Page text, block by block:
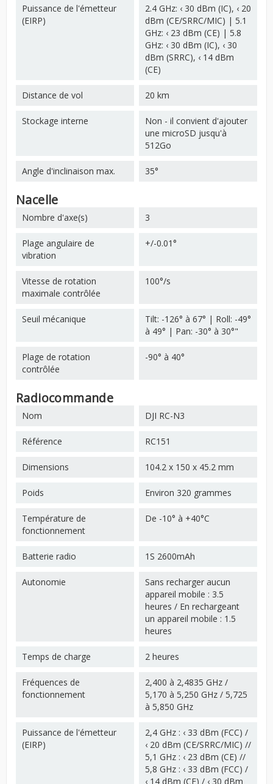
Puissance de l'émetteur
(EIRP)
2.4 GHz: ‹ 30 dBm (IC), ‹ 20
dBm (CE/SRRC/MIC) | 5.1
GHz: ‹ 23 dBm (CE) | 5.8
GHz: ‹ 30 dBm (IC), ‹ 30
dBm (SRRC), ‹ 14 dBm
(CE)
Distance de vol 20 km
Stockage interne
Non - il convient d'ajouter
une microSD jusqu'à
512Go
Angle d'inclinaison max. 35°
Nacelle
Nombre d'axe(s) 3
Plage angulaire de
vibration
+/-0.01°
Vitesse de rotation
maximale contrôlée
100°/s
Seuil mécanique
Tilt: -126° à 67° | Roll: -49°
à 49° | Pan: -30° à 30°"
Plage de rotation
contrôlée
-90° à 40°
Radiocommande
Nom DJI RC-N3
Référence RC151
Dimensions 104.2 x 150 x 45.2 mm
Poids Environ 320 grammes
Température de
fonctionnement
De -10° à +40°C
Batterie radio 1S 2600mAh
Autonomie
Sans recharger aucun
appareil mobile : 3.5
heures / En rechargeant
un appareil mobile : 1.5
heures
Temps de charge 2 heures
Fréquences de
fonctionnement
2,400 à 2,4835 GHz /
5,170 à 5,250 GHz / 5,725
à 5,850 GHz
Puissance de l'émetteur
(EIRP)
2,4 GHz : ‹ 33 dBm (FCC) /
‹ 20 dBm (CE/SRRC/MIC) //
5,1 GHz : ‹ 23 dBm (CE) //
5,8 GHz : ‹ 33 dBm (FCC) /
‹ 14 dBm (CE) / ‹ 30 dBm